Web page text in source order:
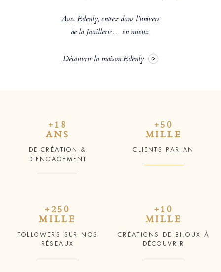
Avec Edenly, entrez dans l’univers
de la Joaillerie… en mieux.
Découvrir la maison Edenly
+18
ANS
DE CRÉATION &
D'ENGAGEMENT
+50
MILLE
CLIENTS PAR AN
+250
MILLE
FOLLOWERS SUR NOS
RÉSEAUX
+10
MILLE
CRÉATIONS DE BIJOUX À
DÉCOUVRIR